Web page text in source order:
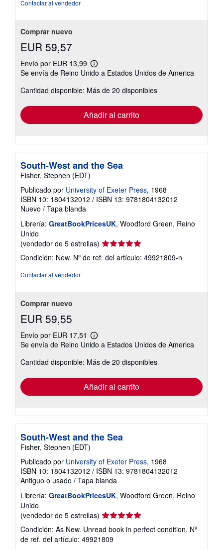
Contactar al vendedor
Comprar nuevo
EUR 59,57
Envío por EUR 13,99
Más
información
las
envío
Se envía de Reino Unido a Estados Unidos de America
Cantidad disponible: Más de 20 disponibles
Añadir al carrito
South-West and the Sea
Fisher, Stephen (EDT)
Publicado por University of Exeter Press, 1968
ISBN 10: 1804132012 / ISBN 13: 9781804132012
Nuevo / Tapa blanda
Librería: GreatBookPricesUK, Woodford Green, Reino
Unido
(vendedor de 5 estrellas) Calificación
del
vendedor:
Condición: New. Nº de ref. del artículo: 49921809-n
Contactar al vendedor
Comprar nuevo
EUR 59,55
Envío por EUR 17,51
Más
información
las
envío
Se envía de Reino Unido a Estados Unidos de America
Cantidad disponible: Más de 20 disponibles
Añadir al carrito
South-West and the Sea
Fisher, Stephen (EDT)
Publicado por University of Exeter Press, 1968
ISBN 10: 1804132012 / ISBN 13: 9781804132012
Antiguo o usado / Tapa blanda
Librería: GreatBookPricesUK, Woodford Green, Reino
Unido
(vendedor de 5 estrellas) Calificación
del
vendedor:
5
Condición: As New. Unread book in perfect condition. Nº
de ref. del artículo: 49921809